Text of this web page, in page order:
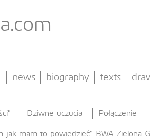
news biography texts
Dziwne uczucia Połączenie
jak mam to powiedzieć" BWA Zielona